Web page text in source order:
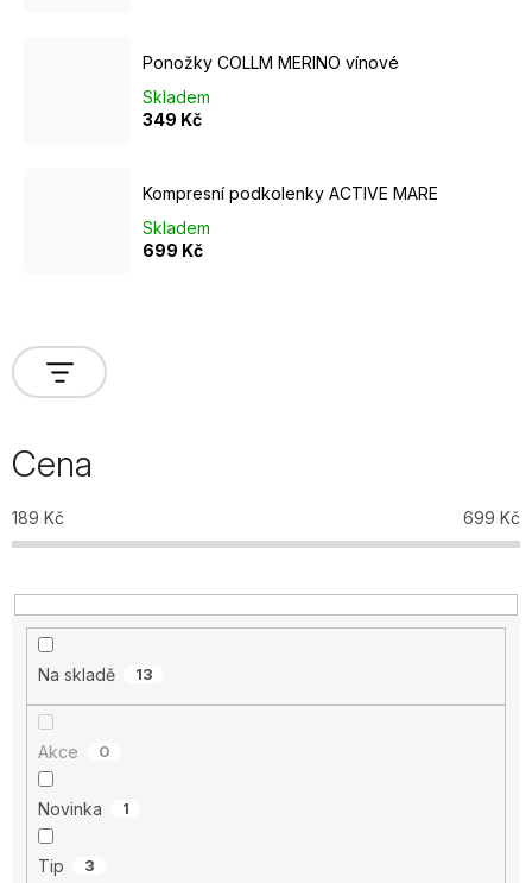
Ponožky COLLM MERINO vínové
Skladem
349 Kč
Kompresní podkolenky ACTIVE MARE
Skladem
699 Kč
Cena
189 Kč 699 Kč
Na skladě 13
Akce 0
Novinka 1
Tip 3